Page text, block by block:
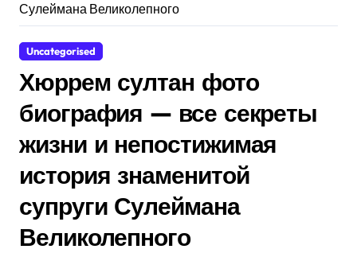
Сулеймана Великолепного
Uncategorised
Хюррем султан фото
биография — все секреты
жизни и непостижимая
история знаменитой
супруги Сулеймана
Великолепного